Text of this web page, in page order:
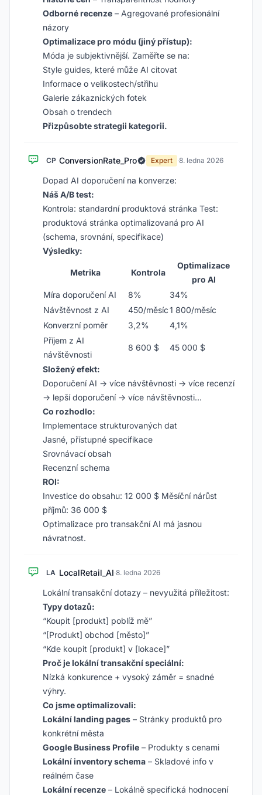
Odborné recenze – Agregované profesionální
názory
Optimalizace pro módu (jiný přístup):
Móda je subjektivnější. Zaměřte se na:
Style guides, které může AI citovat
Informace o velikostech/střihu
Galerie zákaznických fotek
Obsah o trendech
Přizpůsobte strategii kategorii.
CP ConversionRate_Pro Expert ·8. ledna 2026
Dopad AI doporučení na konverze:
Náš A/B test:
Kontrola: standardní produktová stránka Test:
produktová stránka optimalizovaná pro AI
(schema, srovnání, specifikace)
Výsledky:
Metrika Kontrola
Optimalizace
pro AI
Míra doporučení AI
8%
34%
Návštěvnost z AI
450/měsíc1 800/měsíc
Konverzní poměr
3,2%
4,1%
Příjem z AI
návštěvnosti
8 600 $ 45 000 $
Složený efekt:
Doporučení AI → více návštěvnosti → více recenzí
→ lepší doporučení → více návštěvnosti…
Co rozhodlo:
Implementace strukturovaných dat
Jasné, přístupné specifikace
Srovnávací obsah
Recenzní schema
ROI:
Investice do obsahu: 12 000 $ Měsíční nárůst
příjmů: 36 000 $
Optimalizace pro transakční AI má jasnou
návratnost.
LA LocalRetail_AI·8. ledna 2026
Lokální transakční dotazy – nevyužitá příležitost:
Typy dotazů:
“Koupit [produkt] poblíž mě”
“[Produkt] obchod [město]”
“Kde koupit [produkt] v [lokace]”
Proč je lokální transakční speciální:
Nízká konkurence + vysoký záměr = snadné
výhry.
Co jsme optimalizovali:
Lokální landing pages – Stránky produktů pro
konkrétní města
Google Business Profile – Produkty s cenami
Lokální inventory schema – Skladové info v
reálném čase
Lokální recenze – Lokálně specifická hodnocení